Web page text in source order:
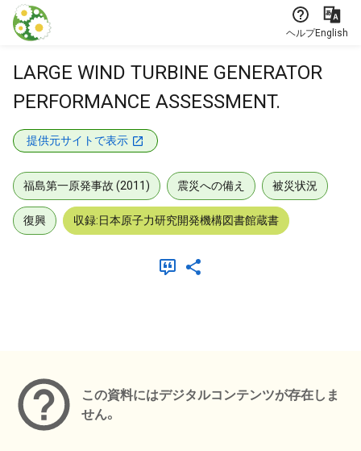
本文に飛ぶ
ヘルプEnglish
LARGE WIND TURBINE GENERATOR
PERFORMANCE ASSESSMENT.
提供元サイトで表示
福島第一原発事故 (2011) 震災への備え 被災状況
復興 収録:日本原子力研究開発機構図書館蔵書
この資料にはデジタルコンテンツが存在しま
せん。